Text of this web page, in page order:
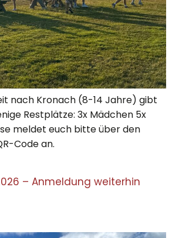
nach Kronach (8-14 Jahre) gibt
Restplätze: 3x Mädchen 5x
meldet euch bitte über den
Code an.
– Anmeldung weiterhin